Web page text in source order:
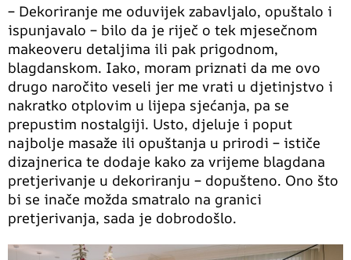
– Dekoriranje me oduvijek zabavljalo, opuštalo i
ispunjavalo – bilo da je riječ o tek mjesečnom
makeoveru detaljima ili pak prigodnom,
blagdanskom. Iako, moram priznati da me ovo
drugo naročito veseli jer me vrati u djetinjstvo i
nakratko otplovim u lijepa sjećanja, pa se
prepustim nostalgiji. Usto, djeluje i poput
najbolje masaže ili opuštanja u prirodi – ističe
dizajnerica te dodaje kako za vrijeme blagdana
pretjerivanje u dekoriranju – dopušteno. Ono što
bi se inače možda smatralo na granici
pretjerivanja, sada je dobrodošlo.